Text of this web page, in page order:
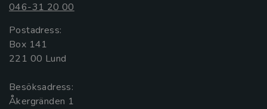
046-31 20 00
Postadress:
Box 141
221 00 Lund
Besöksadress:
Åkergränden 1